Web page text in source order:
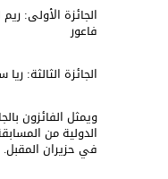
الجائزة الأولى:
فاعور
الجائزة الثالثة:
ويمثل الفائزون
الدولية من
في حزيران المقبل.